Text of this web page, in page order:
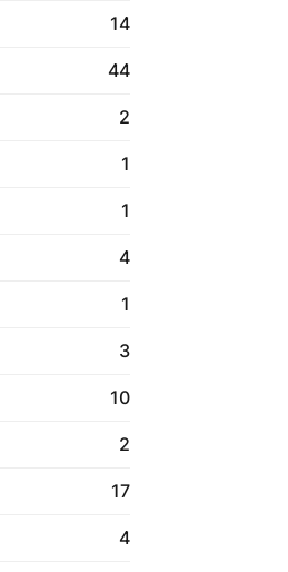
14
44
2
1
1
4
1
3
10
2
17
4